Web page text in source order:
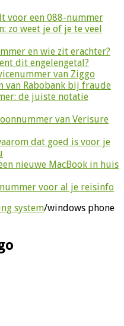
voor een 088-nummer
zo weet je of je te veel
en wie zit erachter?
dit engelengetal?
van Ziggo
van Rabobank bij fraude
de juiste notatie
van Verisure
dat goed is voor je
nieuwe MacBook in huis
voor al je reisinfo
system/windows phone